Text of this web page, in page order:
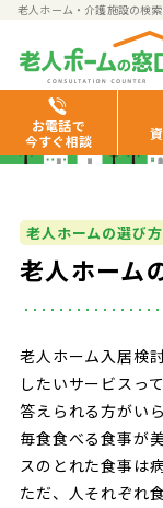
老人ホーム・介護施設の検
お電話で
今すぐ相談
老人ホー
老人ホームの選び方
老人ホーム
老人ホーム入居検
したいサービスっ
答えられる方がい
毎食食べる食事が
スのとれた食事は
ただ、人それぞれ